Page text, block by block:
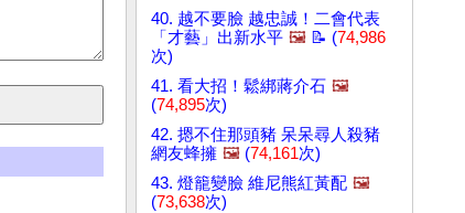
40. 越不要臉 越忠誠！二會代表
「才藝」出新水平 🖼️ 📝 (74,986
次)
41. 看大招！鬆綁蔣介石 🖼️
(74,895次)
42. 摁不住那頭豬 呆呆尋人殺豬
網友蜂擁 🖼️ (74,161次)
43. 燈籠變臉 維尼熊紅黃配 🖼️
(73,638次)